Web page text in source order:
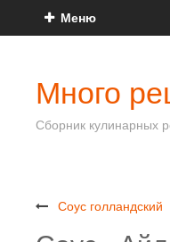
Меню
Много
Сборник кулинарных
Соус голландский